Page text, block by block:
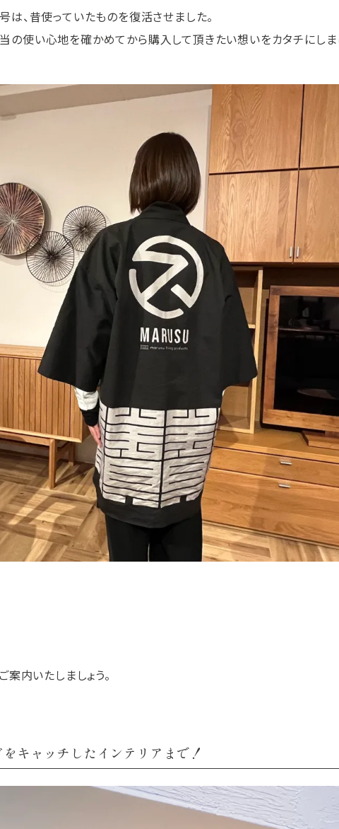
は、昔使っていたものを復活させました。
の使い心地を確かめてから購入して頂きたい想いをカタチにしま
案内いたしましょう。
キャッチしたインテリアまで！